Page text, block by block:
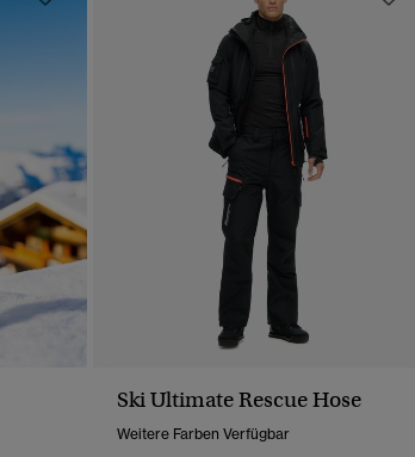
Ski Ultimate Rescue Hose
Weitere Farben Verfügbar